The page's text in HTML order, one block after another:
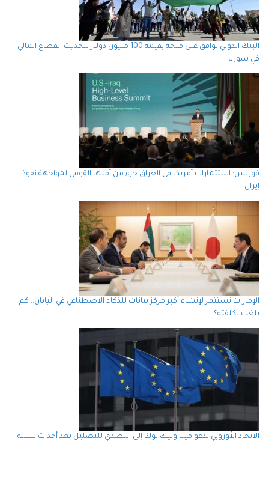
البنك الدولي يوافق على منحة بقيمة 100 مليون دولار لتحديث القطاع المالي
في سوريا
فوربس: استثمارات أمريكا في العراق جزء من أمنها القومي لمواجهة نفوذ
إيران
الإمارات تستثمر لإنشاء أكبر مركز بيانات للذكاء الاصطناعي في اليابان.. كم
بلغت تكلفته؟
الاتحاد الأوروبي يدعو ميتا وتيك توك إلى التصدي للتضليل بعد أحداث سبتة